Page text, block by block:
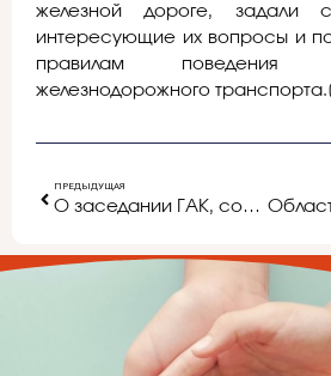
железной дороге, задали
интересующие их вопросы и
правилам поведения
железнодорожного
ПРЕДЫДУЩАЯ
О заседании ГАК, состоявшемся 22.09.2016 г.